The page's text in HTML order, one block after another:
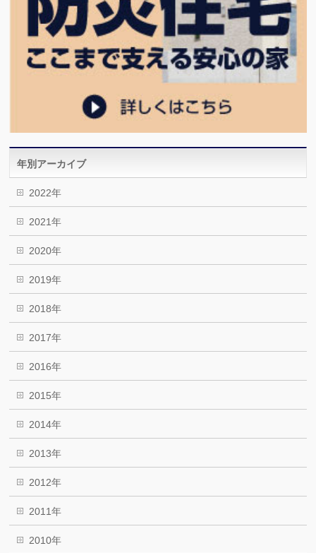
年別アーカイブ
2022年
2021年
2020年
2019年
2018年
2017年
2016年
2015年
2014年
2013年
2012年
2011年
2010年